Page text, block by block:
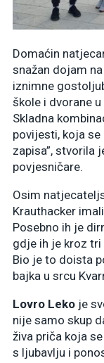
Domaćin
snažan dojam
iznimne
škole i dvorane
Skladna
povijesti, koja
zapisa”, stvorila
povjesničare.
Osim
Krauthacker
Posebno ih je
gdje ih je kroz
Bio je to doista
bajka u srcu
Lovro Leko je
nije samo skup
živa priča koja
s ljubavlju i